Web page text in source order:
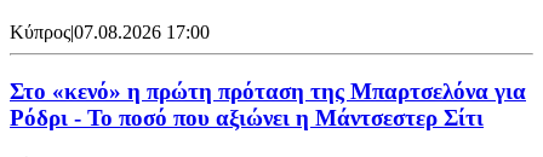
Κύπρος|07.08.2026 17:00
Στο «κενό» η πρώτη πρόταση της Μπαρτσελόνα για
Ρόδρι - Το ποσό που αξιώνει η Μάντσεστερ Σίτι